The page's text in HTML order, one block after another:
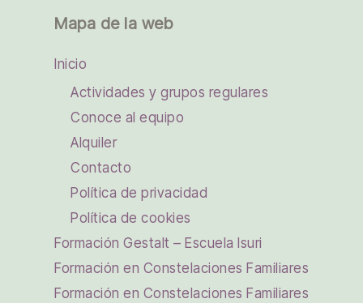
Mapa de la web
Inicio
Actividades y grupos regulares
Conoce al equipo
Alquiler
Contacto
Política de privacidad
Política de cookies
Formación Gestalt – Escuela Isuri
Formación en Constelaciones Familiares
Formación en Constelaciones Familiares